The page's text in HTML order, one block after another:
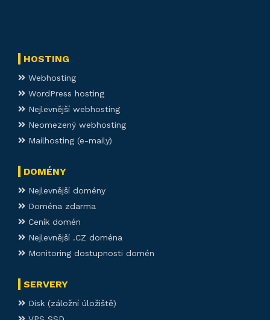
HOSTING
Webhosting
WordPress hosting
Nejlevnější webhosting
Neomezený webhosting
Mailhosting (e-maily)
DOMÉNY
Nejlevnější domény
Doména zdarma
Ceník domén
Nejlevnější .CZ doména
Monitoring dostupnosti domén
SERVERY
Disk (záložní úložiště)